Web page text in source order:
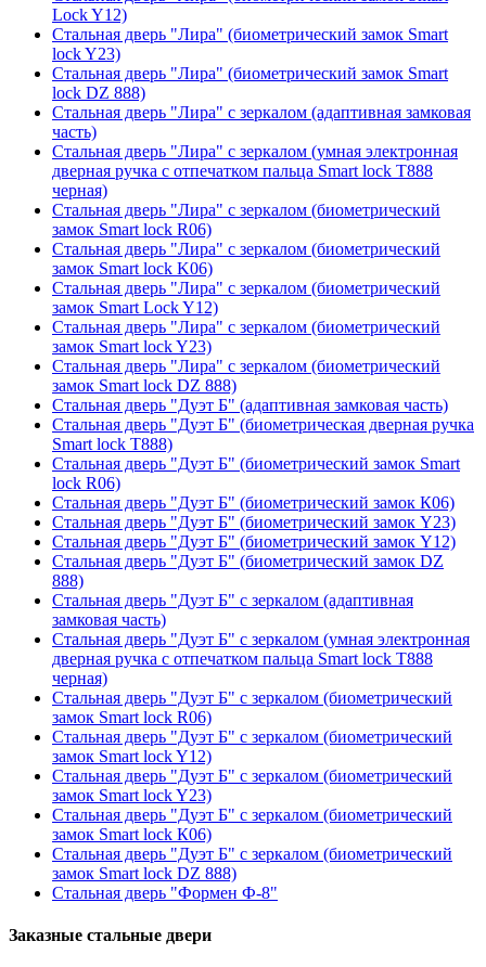
Lock Y12)
Стальная дверь "Лира" (биометрический замок Smart
lock Y23)
Стальная дверь "Лира" (биометрический замок Smart
lock DZ 888)
Стальная дверь "Лира" с зеркалом (адаптивная замковая
часть)
Стальная дверь "Лира" с зеркалом (умная электронная
дверная ручка с отпечатком пальца Smart lock T888
черная)
Стальная дверь "Лира" с зеркалом (биометрический
замок Smart lock R06)
Стальная дверь "Лира" с зеркалом (биометрический
замок Smart lock K06)
Стальная дверь "Лира" с зеркалом (биометрический
замок Smart Lock Y12)
Стальная дверь "Лира" с зеркалом (биометрический
замок Smart lock Y23)
Стальная дверь "Лира" с зеркалом (биометрический
замок Smart lock DZ 888)
Стальная дверь "Дуэт Б" (адаптивная замковая часть)
Стальная дверь "Дуэт Б" (биометрическая дверная ручка
Smart lock T888)
Стальная дверь "Дуэт Б" (биометрический замок Smart
lock R06)
Стальная дверь "Дуэт Б" (биометрический замок К06)
Стальная дверь "Дуэт Б" (биометрический замок Y23)
Стальная дверь "Дуэт Б" (биометрический замок Y12)
Стальная дверь "Дуэт Б" (биометрический замок DZ
888)
Стальная дверь "Дуэт Б" с зеркалом (адаптивная
замковая часть)
Стальная дверь "Дуэт Б" с зеркалом (умная электронная
дверная ручка с отпечатком пальца Smart lock T888
черная)
Стальная дверь "Дуэт Б" с зеркалом (биометрический
замок Smart lock R06)
Стальная дверь "Дуэт Б" с зеркалом (биометрический
замок Smart lock Y12)
Стальная дверь "Дуэт Б" с зеркалом (биометрический
замок Smart lock Y23)
Стальная дверь "Дуэт Б" с зеркалом (биометрический
замок Smart lock К06)
Стальная дверь "Дуэт Б" с зеркалом (биометрический
замок Smart lock DZ 888)
Стальная дверь "Формен Ф-8"
Заказные стальные двери